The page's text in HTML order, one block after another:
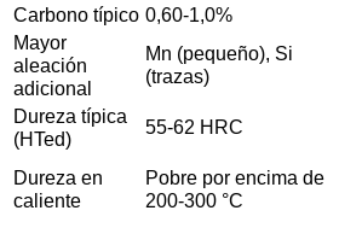
Carbono típico 0,60-1,0%
Mayor
aleación
adicional
Mn (pequeño), Si
(trazas)
Dureza típica
(HTed)
55-62 HRC
Dureza en
caliente
Pobre por encima de
200-300 °C